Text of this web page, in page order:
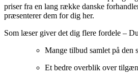
priser fra en lang række danske
præsenterer dem for dig her.
Som læser giver det dig flere fordele –
Mange tilbud samlet på den
Et bedre overblik over